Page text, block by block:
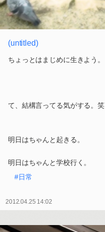
(untitled)
ちょっとはまじめに生きよう。
て、結構言ってる気がする。笑
明日はちゃんと起きる。
明日はちゃんと学校行く。
#日常
2012.04.25 14:02